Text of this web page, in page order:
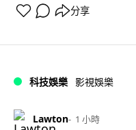
分享
科技娛樂 影視娛樂
Lawton 1 小時